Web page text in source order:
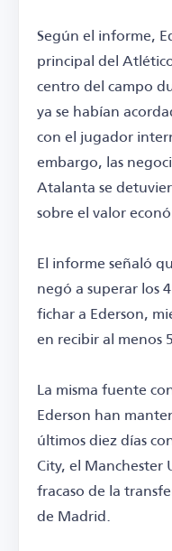
Según el informe,
principal del
centro del campo
ya se habían
con el jugador
embargo, las
Atalanta se
sobre el valor
El informe señaló
negó a superar los
fichar a Ederson,
en recibir al menos
La misma fuente
Ederson han
últimos diez días
City, el
fracaso de la
de Madrid.